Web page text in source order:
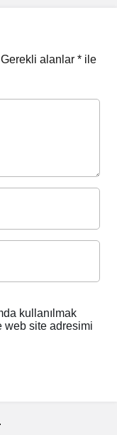
Gerekli alanlar * ile
kullanılmak
web site adresimi